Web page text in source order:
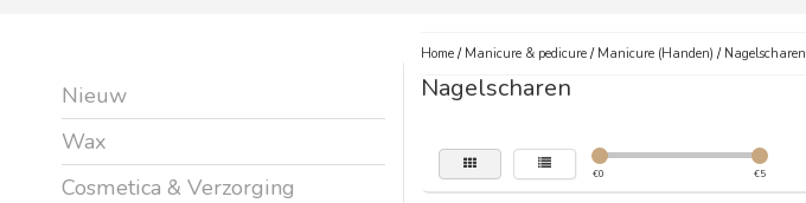
Nieuw
Wax
Cosmetica & Verzorging
Home/ Manicure & pedicure/ Manicure (Handen) / Nagelscharen
Nagelscharen
€0 €5